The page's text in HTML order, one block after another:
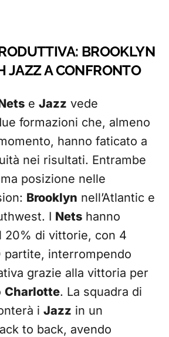
BROOKLYN
JAZZ A CONFRONTO
e Jazz vede
formazioni che, almeno
hanno faticato a
nei risultati. Entrambe
posizione nelle
Brooklyn nell’Atlantic e
I Nets hanno
20% di vittorie, con 4
partite, interrompendo
grazie alla vittoria per
Charlotte. La squadra di
i Jazz in un
to back, avendo